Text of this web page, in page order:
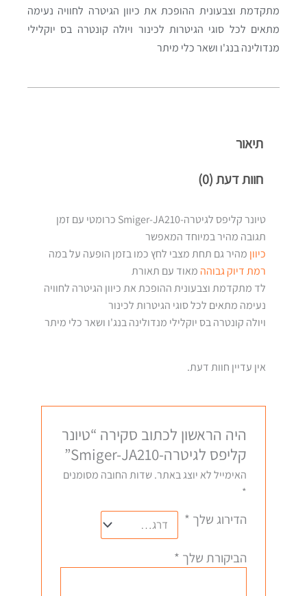
מתקדמת וצבעונית ההופכת את כיוון הגיטרה לחוויה נעימה
מתאים לכל סוגי הגיטרות לכינור ויולה קונטרה בס יוקלילי
מנדולינה בנג'ו ושאר כלי מיתר
תיאור
חוות דעת (0)
טיונר קליפס לגיטרה-Smiger-JA210 כרומטי עם זמן
תגובה מהיר במיוחד המאפשר
כיוון מהיר גם תחת מצבי לחץ כמו בזמן הופעה על במה
רמת דיוק גבוהה מאוד עם תאורת
לד מתקדמת וצבעונית ההופכת את כיוון הגיטרה לחוויה
נעימה מתאים לכל סוגי הגיטרות לכינור
ויולה קונטרה בס יוקלילי מנדולינה בנג'ו ושאר כלי מיתר
אין עדיין חוות דעת.
היה הראשון לכתוב סקירה “טיונר
קליפס לגיטרה-Smiger-JA210”
האימייל לא יוצג באתר.שדות החובה מסומנים
*
הדירוג שלך *
הביקורת שלך *